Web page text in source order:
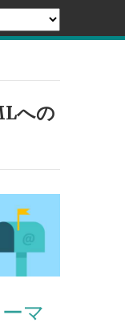
への
マ